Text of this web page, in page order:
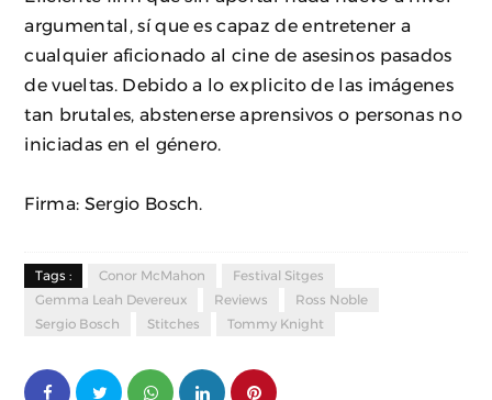
argumental, sí que es capaz de entretener a
cualquier aficionado al cine de asesinos pasados
de vueltas. Debido a lo explicito de las imágenes
tan brutales, abstenerse aprensivos o personas no
iniciadas en el género.
Firma: Sergio Bosch.
Tags : Conor McMahon
Festival Sitges
Gemma Leah Devereux
Reviews
Ross Noble
Sergio Bosch
Stitches Tommy Knight